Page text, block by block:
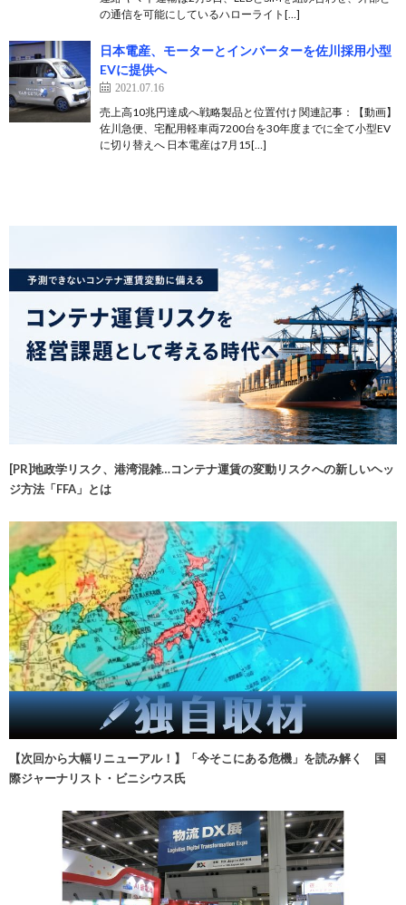
の通信を可能にしているハローライト[…]
日本電産、モーターとインバーターを佐川採用小型
EVに提供へ
2021.07.16
売上高10兆円達成へ戦略製品と位置付け 関連記事：【動画】
佐川急便、宅配用軽車両7200台を30年度までに全て小型EV
に切り替えへ 日本電産は7月15[…]
[PR]地政学リスク、港湾混雑…コンテナ運賃の変動リスクへの新しいヘッ
ジ方法「FFA」とは
【次回から大幅リニューアル！】「今そこにある危機」を読み解く 国
際ジャーナリスト・ビニシウス氏